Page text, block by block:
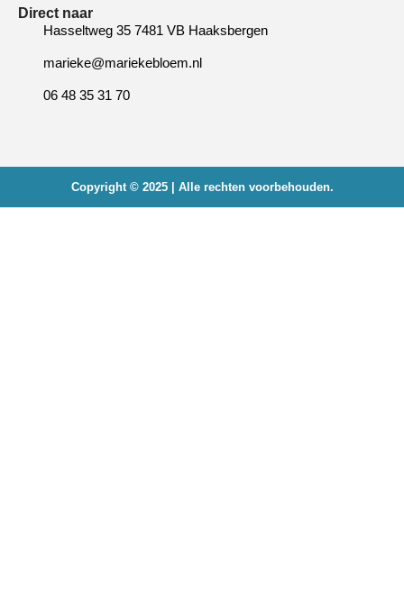
Direct naar
Hasseltweg 35 7481 VB Haaksbergen
marieke@mariekebloem.nl
06 48 35 31 70
Copyright © 2025 | Alle rechten voorbehouden.